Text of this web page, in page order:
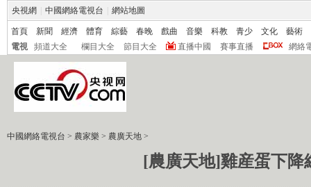
央視網 中國網絡電視台 網站地圖
首頁 新聞 經濟 體育 綜藝 春晚 戲曲 音樂 科教 青少 文化
藝術
電視
頻道大全 欄目大全 節目大全 直播中國 賽事直播 網絡
中國網絡電視台 > 農家樂 > 農廣天地 >
[農廣天地]雞産蛋下降